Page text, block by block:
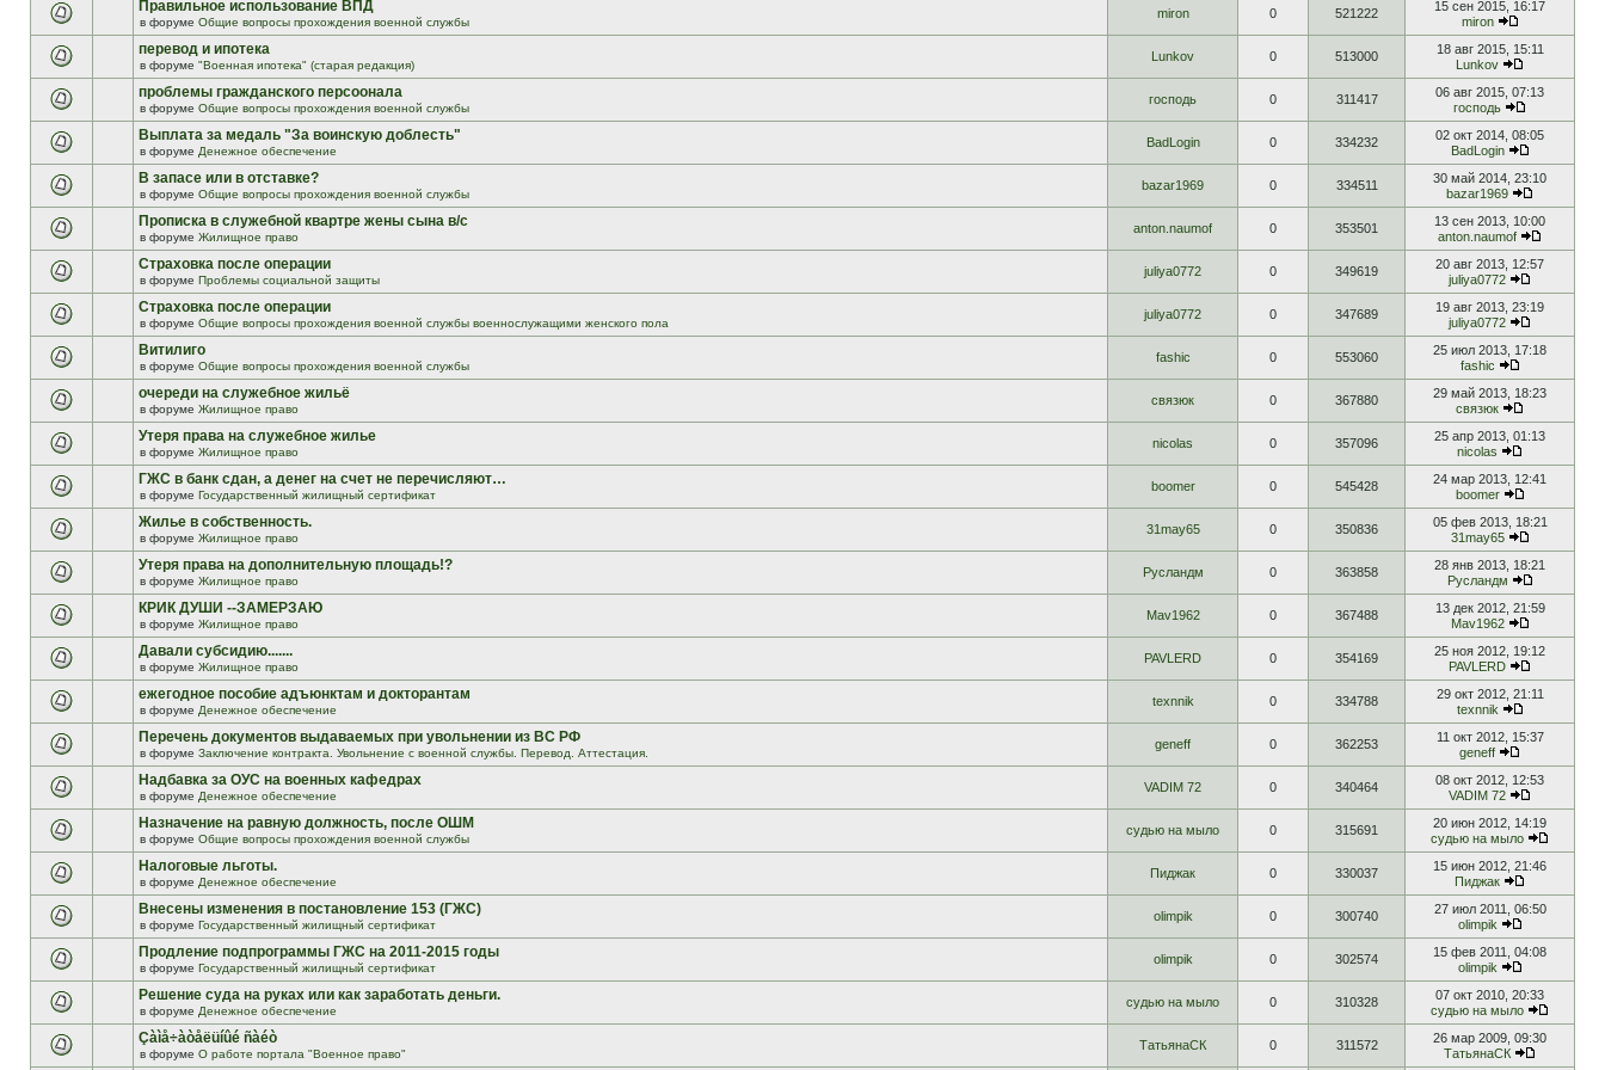
Правильное использование ВПД
в форуме Общие вопросы прохождения военной службы
miron 0 521222
15 сен 2015, 16:17
miron
перевод и ипотека
в форуме "Военная ипотека" (старая редакция)
Lunkov 0 513000
18 авг 2015, 15:11
Lunkov
проблемы гражданского персоонала
в форуме Общие вопросы прохождения военной службы
господь 0 311417
06 авг 2015, 07:13
господь
Выплата за медаль "За воинскую доблесть"
в форуме Денежное обеспечение
BadLogin 0 334232
02 окт 2014, 08:05
BadLogin
В запасе или в отставке?
в форуме Общие вопросы прохождения военной службы
bazar1969 0 334511
30 май 2014, 23:10
bazar1969
Прописка в служебной квартре жены сына в/с
в форуме Жилищное право
anton.naumof 0 353501
13 сен 2013, 10:00
anton.naumof
Страховка после операции
в форуме Проблемы социальной защиты
juliya0772 0 349619
20 авг 2013, 12:57
juliya0772
Страховка после операции
в форуме Общие вопросы прохождения военной службы военнослужащими женского пола
juliya0772 0 347689
19 авг 2013, 23:19
juliya0772
Витилиго
в форуме Общие вопросы прохождения военной службы
fashic 0 553060
25 июл 2013, 17:18
fashic
очереди на служебное жильё
в форуме Жилищное право
связюк 0 367880
29 май 2013, 18:23
связюк
Утеря права на служебное жилье
в форуме Жилищное право
nicolas 0 357096
25 апр 2013, 01:13
nicolas
ГЖС в банк сдан, а денег на счет не перечисляют…
в форуме Государственный жилищный сертификат
boomer 0 545428
24 мар 2013, 12:41
boomer
Жилье в собственность.
в форуме Жилищное право
31may65 0 350836
05 фев 2013, 18:21
31may65
Утеря права на дополнительную площадь!?
в форуме Жилищное право
Русландм 0 363858
28 янв 2013, 18:21
Русландм
КРИК ДУШИ --ЗАМЕРЗАЮ
в форуме Жилищное право
Mav1962 0 367488
13 дек 2012, 21:59
Mav1962
Давали субсидию.......
в форуме Жилищное право
PAVLERD 0 354169
25 ноя 2012, 19:12
PAVLERD
ежегодное пособие адъюнктам и докторантам
в форуме Денежное обеспечение
texnnik 0 334788
29 окт 2012, 21:11
texnnik
Перечень документов выдаваемых при увольнении из ВС РФ
в форуме Заключение контракта. Увольнение с военной службы. Перевод. Аттестация.
geneff 0 362253
11 окт 2012, 15:37
geneff
Надбавка за ОУС на военных кафедрах
в форуме Денежное обеспечение
VADIM 72 0 340464
08 окт 2012, 12:53
VADIM 72
Назначение на равную должность, после ОШМ
в форуме Общие вопросы прохождения военной службы
судью на мыло 0 315691
20 июн 2012, 14:19
судью на мыло
Налоговые льготы.
в форуме Денежное обеспечение
Пиджак 0 330037
15 июн 2012, 21:46
Пиджак
Внесены изменения в постановление 153 (ГЖС)
в форуме Государственный жилищный сертификат
olimpik 0 300740
27 июл 2011, 06:50
olimpik
Продление подпрограммы ГЖС на 2011-2015 годы
в форуме Государственный жилищный сертификат
olimpik 0 302574
15 фев 2011, 04:08
olimpik
Решение суда на руках или как заработать деньги.
в форуме Денежное обеспечение
судью на мыло 0 310328
07 окт 2010, 20:33
судью на мыло
Çàìå÷àòåëüíûé ñàéò
в форуме О работе портала "Военное право"
ТатьянаСК 0 311572
26 мар 2009, 09:30
ТатьянаСК